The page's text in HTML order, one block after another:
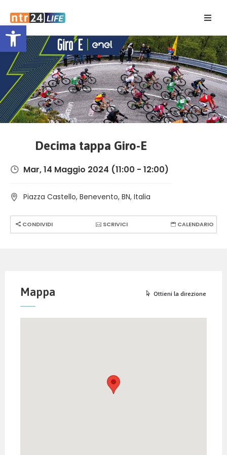
Open toolbar
Home
Eventi
Contatti
Decima tappa Giro-E
Mar, 14 Maggio 2024 (11:00 - 12:00)
Piazza Castello, Benevento, BN, Italia
CONDIVIDI SCRIVICI CALENDARIO
Mappa Ottieni la direzione